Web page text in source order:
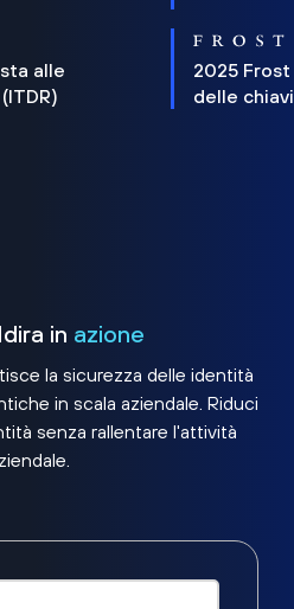
alle
2025 Frost
delle
in azione
la sicurezza delle identità
in scala aziendale. Riduci
senza rallentare l'attività